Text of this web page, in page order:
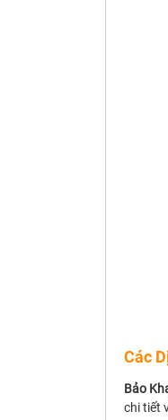
Các
Bảo
chi tiết